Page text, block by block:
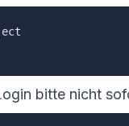
bitte nicht